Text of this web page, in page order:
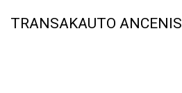
TRANSAKAUTO ANCENIS